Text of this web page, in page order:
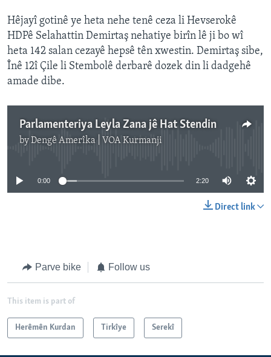
Hêjayî gotinê ye heta nehe tenê ceza li Hevserokê
HDPê Selahattin Demirtaş nehatiye birîn lê ji bo wî
heta 142 salan cezayê hepsê tên xwestin. Demirtaş sibe,
Înê 12î Çile li Stembolê derbarê dozek din li dadgehê
amade dibe.
Parlamenteriya Leyla Zana jê Hat Stendin
byDengê Amerîka | VOA Kurmanji
No media source currently available
0:00 2:20
Direct link
Parve bike Follow us
This item is part of
Herêmên Kurdan Tirkîye Serekî